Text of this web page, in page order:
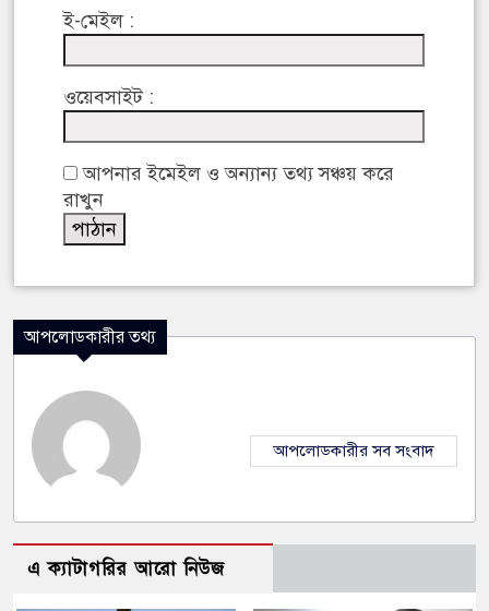
ই-মেইল :
ওয়েবসাইট :
আপনার ইমেইল ও অন্যান্য তথ্য সঞ্চয় করে
রাখুন
আপলোডকারীর তথ্য
আপলোডকারীর সব সংবাদ
এ ক্যাটাগরির আরো নিউজ